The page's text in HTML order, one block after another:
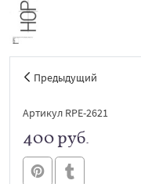
Предыдущий
Артикул RPE-2621
400 руб.